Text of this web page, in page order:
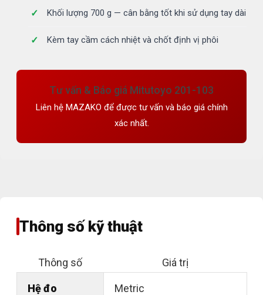
Khối lượng 700 g — cân bằng tốt khi sử dụng tay dài
Kèm tay cầm cách nhiệt và chốt định vị phôi
Tư vấn & Báo giá Mitutoyo 201-103
Liên hệ MAZAKO để được tư vấn và báo giá chính
xác nhất.
Thông số kỹ thuật
Thông số Giá trị
Hệ đo Metric